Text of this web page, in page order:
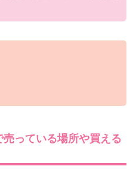
売っている場所や買える